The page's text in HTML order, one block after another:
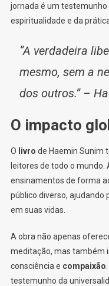
jornada é um
espiritualidade e da
“A verdadeira
mesmo, sem a
dos outros.” –
O impacto
O livro de Haemin Sunim
leitores de todo o
ensinamentos de forma
público diverso, ajudando
em suas vidas.
A obra não apenas
meditação, mas também
consciência e compaixão
testemunho da